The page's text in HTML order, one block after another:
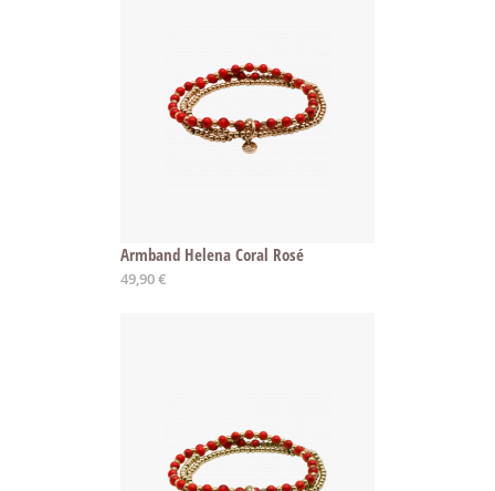
Armband Helena Coral Rosé
Ab
49,90 €